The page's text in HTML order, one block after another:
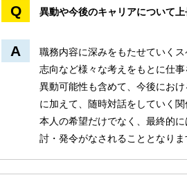
異動や今後のキャリアについて
職務内容に深みをもたせていく
志向など様々な考えをもとに仕事
異動可能性も含めて、今後にお
に加えて、随時対話をしていく関
本人の希望だけでなく、最終的
討・発令がなされることとなりま